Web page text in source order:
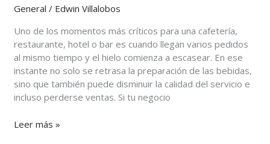
General / Edwin Villalobos
Uno de los momentos más críticos para una cafetería,
restaurante, hotel o bar es cuando llegan varios pedidos
al mismo tiempo y el hielo comienza a escasear. En ese
instante no solo se retrasa la preparación de las bebidas,
sino que también puede disminuir la calidad del servicio e
incluso perderse ventas. Si tu negocio
Descubre
ventajas
de
una
máquina
de
hielo
350
Leer más »